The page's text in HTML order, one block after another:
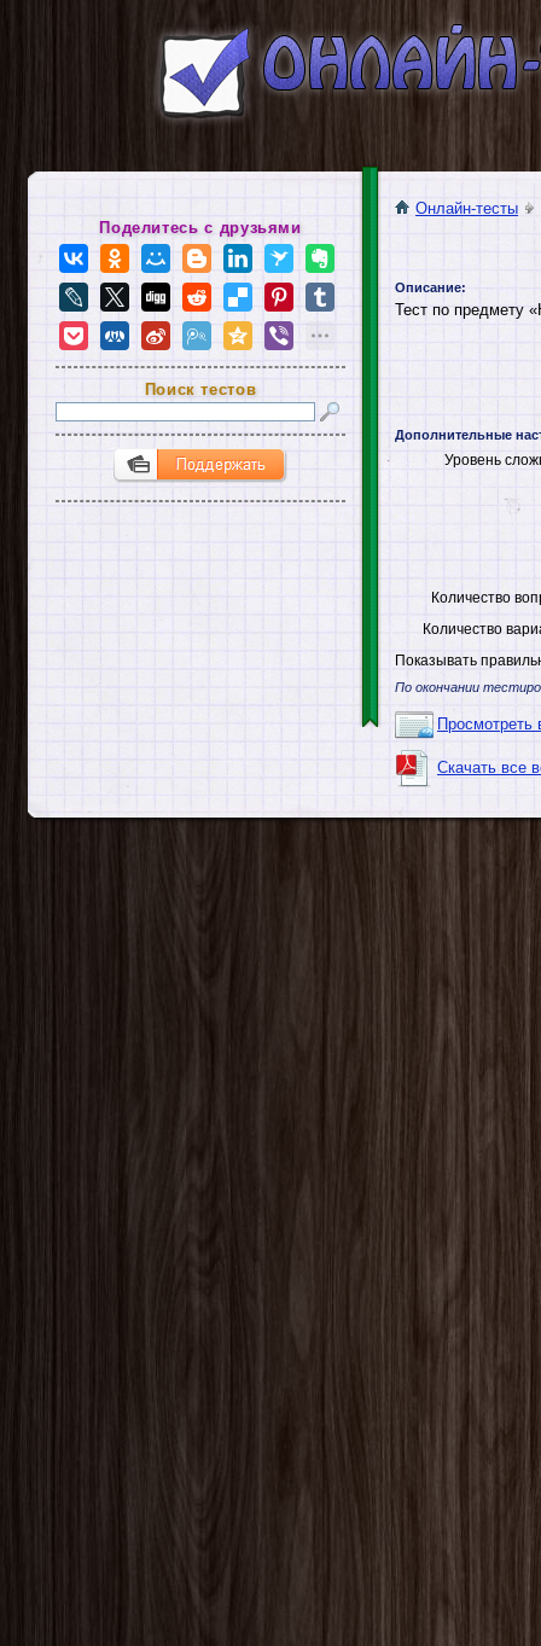
Онлайн-тесты
Описание:
Тест по предмету
Дополнительные
Уровень
Количество
Количество
Показывать
По окончании
Просмотреть
Скачать все
Поделитесь с друзьями
Поиск тестов